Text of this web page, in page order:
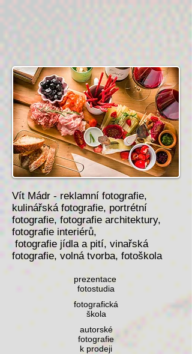
Vít Mádr -reklamní fotografie,
kulinářská fotografie, portrétní
fotografie,fotografie architektury,
fotografie interiérů,
fotografie jídla a pití, vinařská
fotografie, volná tvorba, fotoškola
prezentace
fotostudia
fotografická
škola
autorské
fotografie
k prodeji